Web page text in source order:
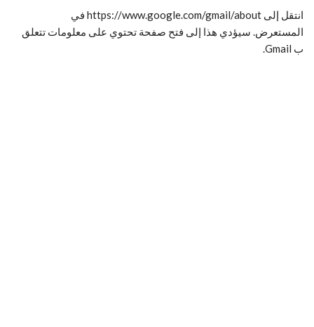
انتقل إلى https://www.google.com/gmail/about في
المستعرض. سيؤدي هذا إلى فتح صفحة تحتوي على معلومات تتعلق
ب Gmail.